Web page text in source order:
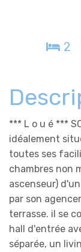
2
*** L o u é ***
idéalement
toutes ses
chambres non
ascenseur)
par son
terrasse. il se
hall d'entrée
séparée, un